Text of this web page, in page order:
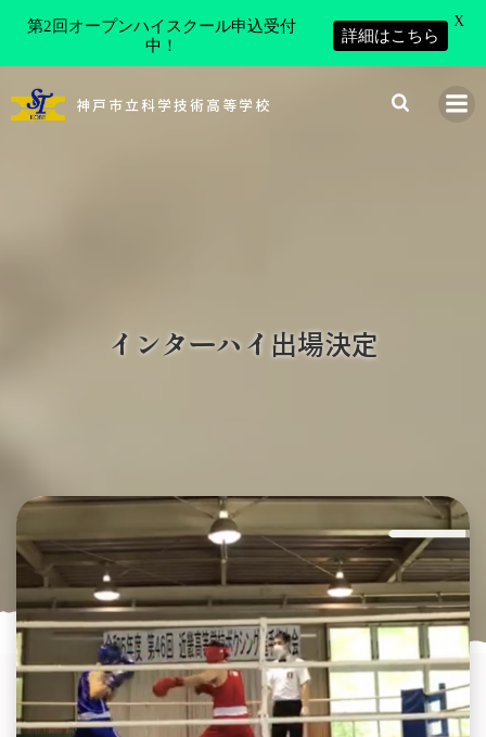
ン
神戸市立科学技術高等学校
インターハイ出場決定
第2回オープンハイスクール申込受付
中！
詳細はこちら
X